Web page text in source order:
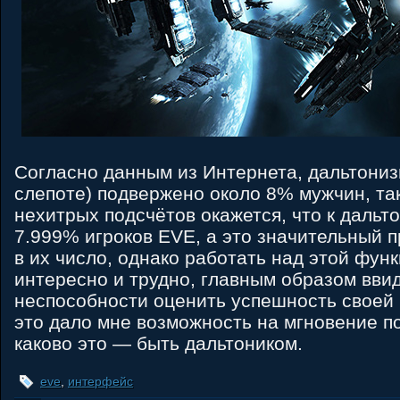
Согласно данным из Интернета,
слепоте) подвержено около 8% мужчин,
нехитрых подсчётов окажется, что к
7.999% игроков EVE, а это значительный
в их число, однако работать над этой
интересно и трудно, главным образом
неспособности оценить успешность
это дало мне возможность на мгновение
каково это — быть дальтоником.
eve интерфейс